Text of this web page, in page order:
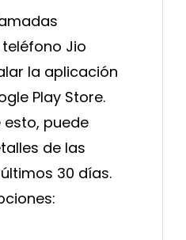
Jio
la aplicación
Play Store.
puede
de las
30 días.